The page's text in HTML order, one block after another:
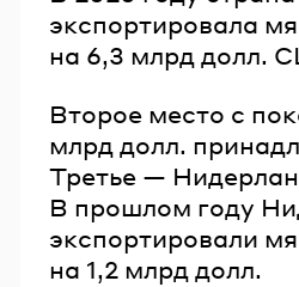
экспортировала
на 6,3 млрд долл.
Второе место с
млрд долл.
Третье —
В прошлом году
экспортировали
на 1,2 млрд долл.